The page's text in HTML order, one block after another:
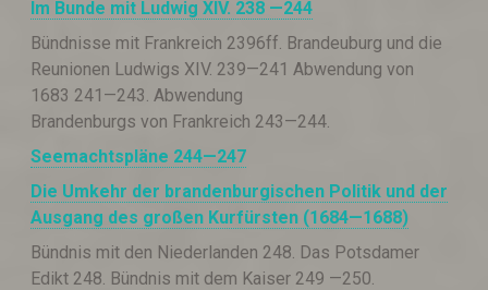
Im Bunde mit Ludwig XIV. 238 —244
Bündnisse mit Frankreich 2396ff. Brandeuburg und die
Reunionen Ludwigs XIV. 239—241 Abwendung von
1683 241—243. Abwendung
Brandenburgs von Frankreich 243—244.
Seemachtspläne 244—247
Die Umkehr der brandenburgischen Politik und der
Ausgang des großen Kurfürsten (1684—1688)
Bündnis mit den Niederlanden 248. Das Potsdamer
Edikt 248. Bündnis mit dem Kaiser 249 —250.